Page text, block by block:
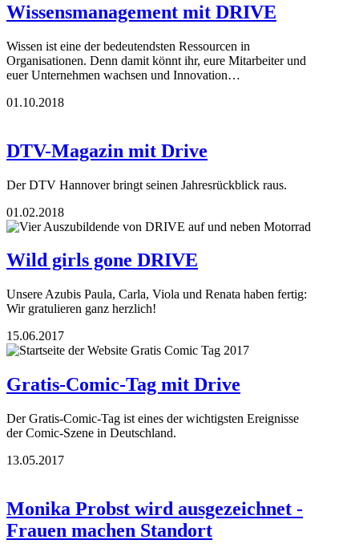
Wissensmanagement mit DRIVE
Wissen ist eine der bedeutendsten Ressourcen in
Organisationen. Denn damit könnt ihr, eure Mitarbeiter und
euer Unternehmen wachsen und Innovation…
01.10.2018
DTV-Magazin mit Drive
Der DTV Hannover bringt seinen Jahresrückblick raus.
01.02.2018
Wild girls gone DRIVE
Unsere Azubis Paula, Carla, Viola und Renata haben fertig:
Wir gratulieren ganz herzlich!
15.06.2017
Gratis-Comic-Tag mit Drive
Der Gratis-Comic-Tag ist eines der wichtigsten Ereignisse
der Comic-Szene in Deutschland.
13.05.2017
Monika Probst wird ausgezeichnet -
Frauen machen Standort